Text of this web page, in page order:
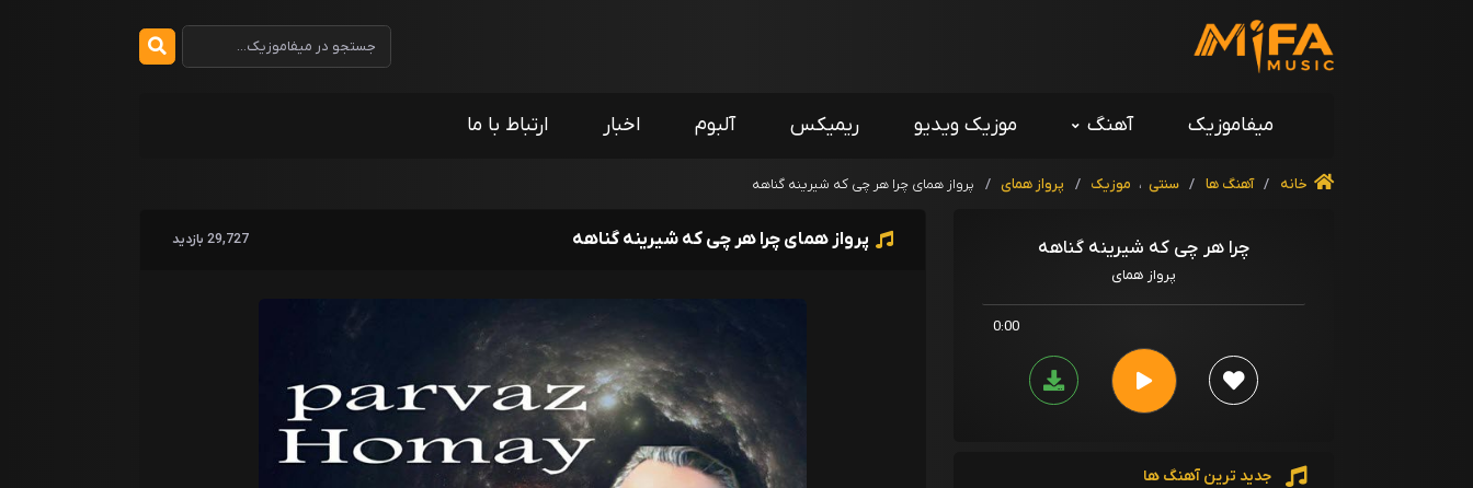
میفاموزیک آهنگ موزیک ویدیو ریمیکس آلبوم اخبار ارتباط با ما
خانه / آهنگ ها / سنتی ، موزیک / پرواز همای / پرواز همای چرا هر چی که شیرینه گناهه
چرا هر چی که شیرینه گناهه
پرواز همای
0:00
جدید ترین آهنگ ها
پرواز همای چرا هر چی که شیرینه گناهه 29,727 بازدید